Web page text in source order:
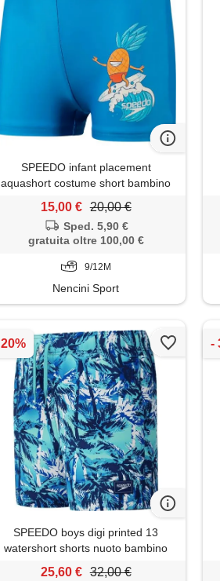
SPEEDO infant placement
aquashort costume short bambino
15,00 € 20,00 €
Sped. 5,90 €
gratuita oltre 100,00 €
9/12M
Nencini Sport
SPEEDO boys digi printed 13
watershort shorts nuoto bambino
25,60 € 32,00 €